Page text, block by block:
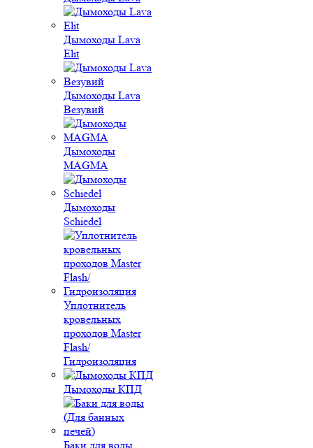
Дымоходы Lava
Elit
Дымоходы Lava
Везувий
Дымоходы
MAGMA
Дымоходы
Schiedel
Уплотнитель
кровельных
проходов Master
Flash/
Гидроизоляция
Дымоходы КПД
Баки для воды